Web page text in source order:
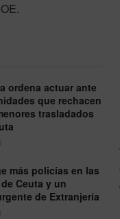
ordena actuar ante
que rechacen
trasladados
más policías en las
Ceuta y un
de Extranjería